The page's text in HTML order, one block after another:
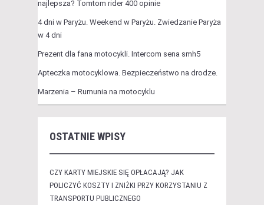
najlepsza? Tomtom rider 400 opinie
4 dni w Paryżu. Weekend w Paryżu. Zwiedzanie Paryża
w 4 dni
Prezent dla fana motocykli. Intercom sena smh5
Apteczka motocyklowa. Bezpieczeństwo na drodze.
Marzenia – Rumunia na motocyklu
OSTATNIE WPISY
CZY KARTY MIEJSKIE SIĘ OPŁACAJĄ? JAK
POLICZYĆ KOSZTY I ZNIŻKI PRZY KORZYSTANIU Z
TRANSPORTU PUBLICZNEGO